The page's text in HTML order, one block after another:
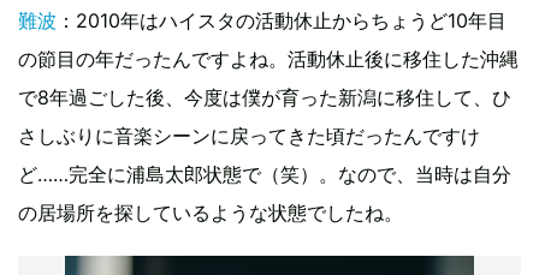
難波 ：2010年はハイスタの活動休止からちょうど10年目
の節目の年だったんですよね。活動休止後に移住した沖縄
で8年過ごした後、今度は僕が育った新潟に移住して、ひ
さしぶりに音楽シーンに戻ってきた頃だったんですけ
ど……完全に浦島太郎状態で（笑）。なので、当時は自分
の居場所を探しているような状態でしたね。